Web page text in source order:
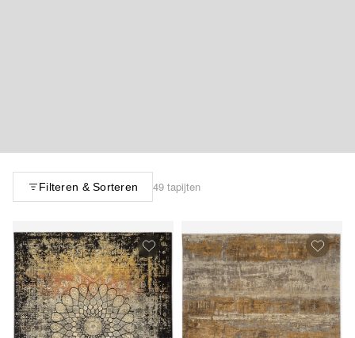
Filteren & Sorteren 49 tapijten